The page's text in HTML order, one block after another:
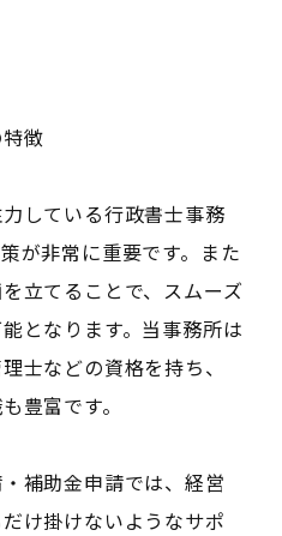
徴
している行政書士事務
が非常に重要です。また
立てることで、スムーズ
となります。当事務所は
士などの資格を持ち、
豊富です。
補助金申請では、経営
け掛けないようなサポ